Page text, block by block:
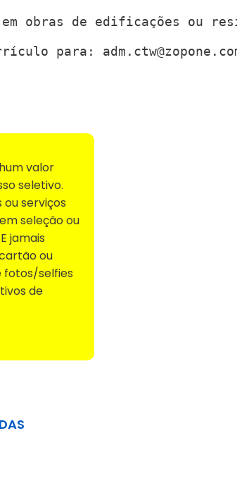
em obras de edificações ou
para:
valor
seletivo.
serviços
seleção ou
jamais
ou
fotos/selfies
de